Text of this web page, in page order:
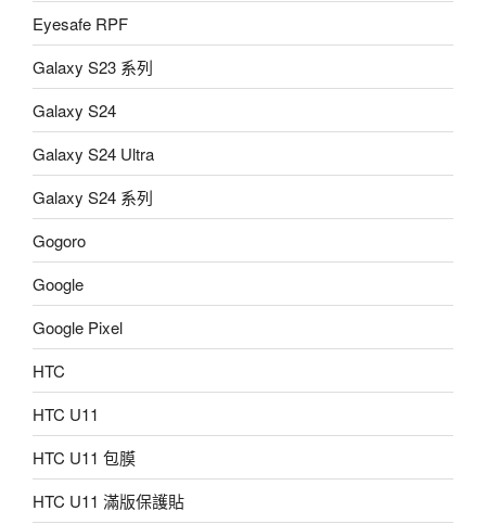
Eyesafe RPF
Galaxy S23 系列
Galaxy S24
Galaxy S24 Ultra
Galaxy S24 系列
Gogoro
Google
Google Pixel
HTC
HTC U11
HTC U11 包膜
HTC U11 滿版保護貼